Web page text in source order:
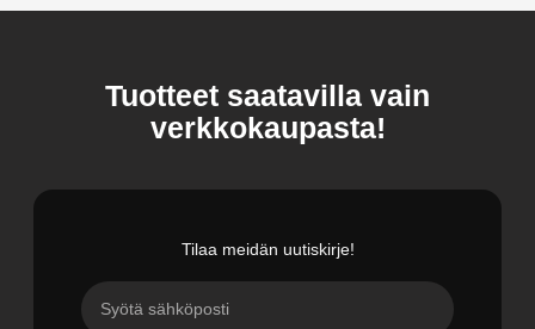
Tuotteet saatavilla vain
verkkokaupasta!
Tilaa meidän uutiskirje!